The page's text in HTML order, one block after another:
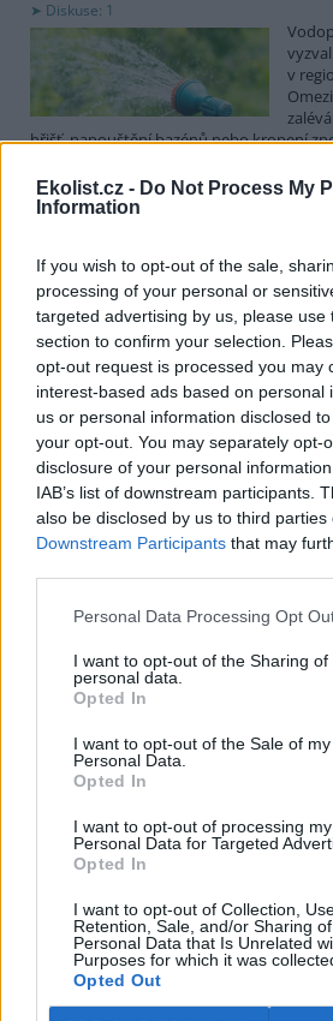
Ekolist.cz - Do Not Process My
Information
If you wish to opt-out of the sale,
processing of your personal or
targeted advertising by us, please use
section to confirm your selection.
opt-out request is processed you may
interest-based ads based on personal
us or personal information disclosed
your opt-out. You may separately opt-
disclosure of your personal
IAB’s list of downstream participants.
also be disclosed by us to third parties
Downstream Participants that may
Personal Data Processing Opt
I want to opt-out of the Sharing of
personal data.
Opted In
I want to opt-out of the Sale of my
Personal Data.
Opted In
I want to opt-out of processing my
Personal Data for Targeted
Opted In
I want to opt-out of Collection,
Retention, Sale, and/or Sharing
Personal Data that Is Unrelated
Purposes for which it was
Opted Out
Diskuse: 1
v
hřišť, napouštění bazénů nebo kropení
kontrolovat povolené odběry. Výzva k
všechny obce spadající pod Jihlavu jako
Celníci odhalili gang překupníků
stovku ptáků
5.8.2026 20:13 (ČTK)
zajištěním zvířat celníkům pomohly zoo v
ostravské zahradě také papoušci nalezli
tiskové zprávě nawebucelníků to
Martina Kaňková. Případem se zabývá
Island vyhostí aktivisty bojující
pronásledovali velrybáře
5.8.2026 19:54 (ČTK)
poté,
jejich loď, která pronásledovala
Watsona jsou od té doby zadržováni v
palubě nebyl. Píše o tom agentura AFP s
Záchranná stanice v Praze přijímá
volně žijících zvířat
5.8.2026 17:40 | PRAHA (
Kvůli